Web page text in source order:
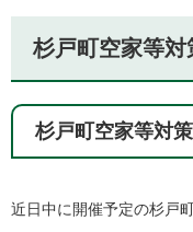
杉戸町空家等
杉戸町空家等対
近日中に開催予定の杉戸